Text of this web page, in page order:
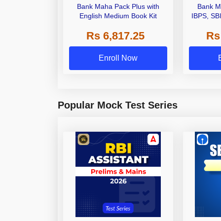
Bank Maha Pack Plus with
English Medium Book Kit
Rs 6,817.25
Enroll Now
Bank
IBPS,
Other
Popular Mock Test Series